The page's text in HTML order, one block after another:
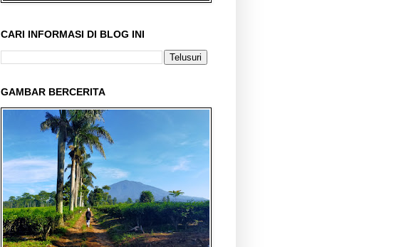
CARI INFORMASI DI BLOG INI
GAMBAR BERCERITA